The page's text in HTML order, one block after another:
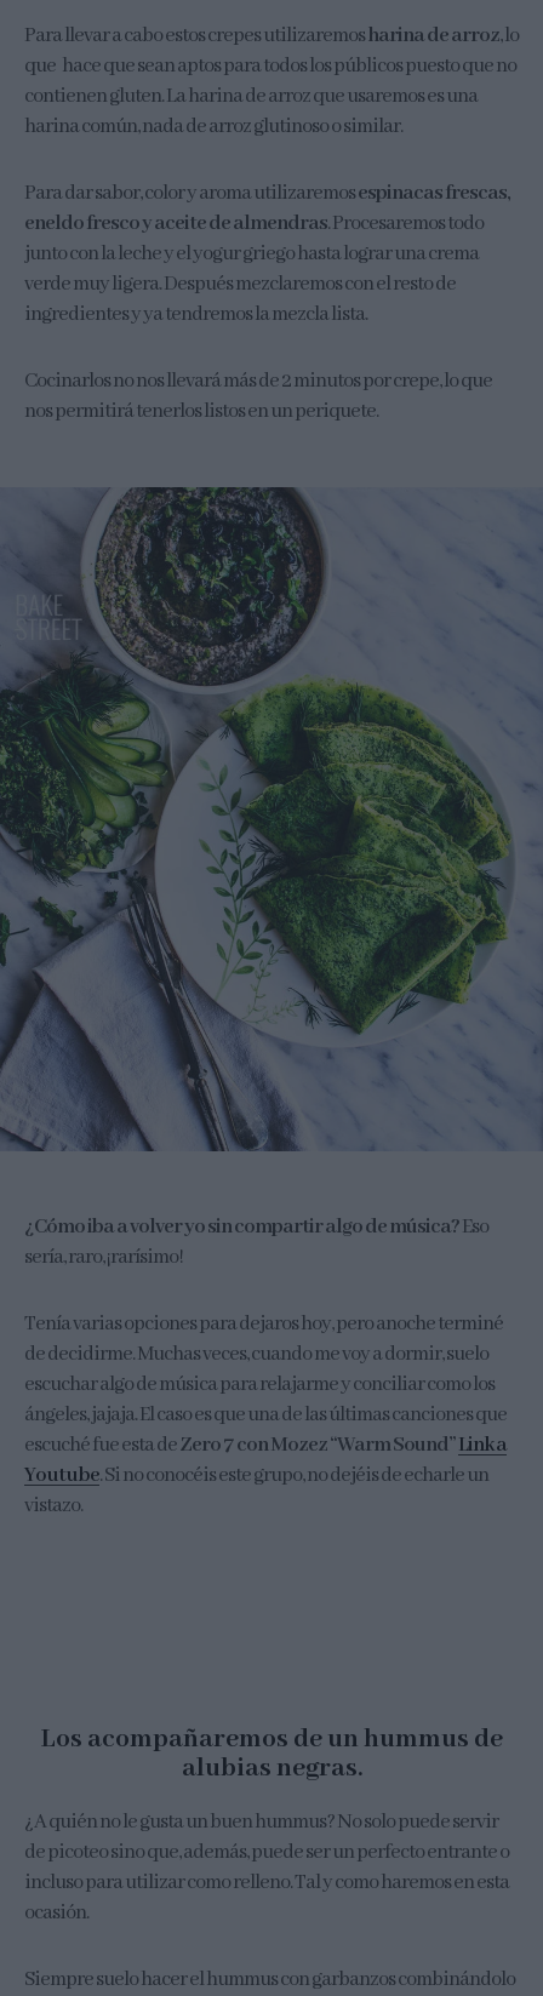
Para llevar a cabo estos crepes utilizaremosharina de arroz, lo
que hace que sean aptos para todos los públicos puesto que no
contienen gluten. La harina de arroz que usaremos es una
harina común, nada de arroz glutinoso o similar.
Para dar sabor, color y aroma utilizaremosespinacas frescas,
eneldo fresco y aceite de almendras. Procesaremos todo
junto con la leche y el yogur griego hasta lograr una crema
verde muy ligera. Después mezclaremos con el resto de
ingredientes y ya tendremos la mezcla lista.
Cocinarlos no nos llevará más de 2 minutos por crepe, lo que
nos permitirá tenerlos listos en un periquete.
¿Cómo iba a volver yo sin compartir algo de música?Eso
sería, raro, ¡rarísimo!
Tenía varias opciones para dejaros hoy, pero anoche terminé
de decidirme. Muchas veces, cuando me voy a dormir, suelo
escuchar algo de música para relajarme y conciliar como los
ángeles, jajaja. El caso es que una de las últimas canciones que
escuché fue esta deZero 7 con Mozez “Warm Sound”Link a
Youtube. Si no conocéis este grupo, no dejéis de echarle un
vistazo.
Los acompañaremos de un hummus de
alubias negras.
¿A quién no le gusta un buen hummus? No solo puede servir
de picoteo sino que, además, puede ser un perfecto entrante o
incluso para utilizar como relleno. Tal y como haremos en esta
ocasión.
Siempre suelo hacer el hummus con garbanzos combinándolo